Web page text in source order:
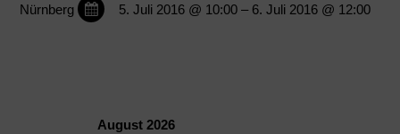
Nürnberg 5. Juli 2016 @ 10:00 – 6. Juli 2016 @ 12:00
August 2026